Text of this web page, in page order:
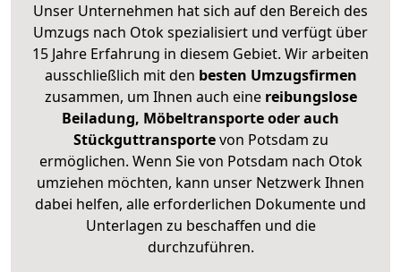
Unser Unternehmen hat sich auf den Bereich des
Umzugs nach Otok spezialisiert und verfügt über
15 Jahre Erfahrung in diesem Gebiet. Wir arbeiten
ausschließlich mit den besten Umzugsfirmen
zusammen, um Ihnen auch eine reibungslose
Beiladung, Möbeltransporte oder auch
Stückguttransportevon Potsdam zu
ermöglichen. Wenn Sie von Potsdam nach Otok
umziehen möchten, kann unser Netzwerk Ihnen
dabei helfen, alle erforderlichen Dokumente und
Unterlagen zu beschaffen und die
durchzuführen.